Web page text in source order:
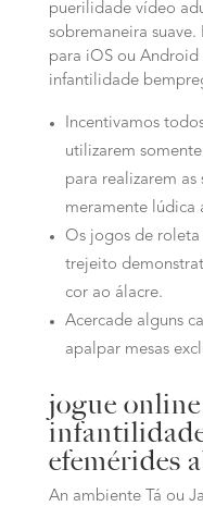
puerilidade vídeo
sobremaneira
para iOS ou
infantilidade
Incentivamos
utilizarem
para realizarem as
meramente lúdica
Os jogos de
trejeito
cor ao álacre.
Acercade alguns
apalpar mesas
jogue
efemérides
An ambiente Tá ou